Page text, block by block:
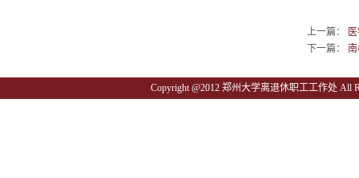
上一篇：
下一篇：
Copyright @2012 郑州大学离退休职工工作处 All